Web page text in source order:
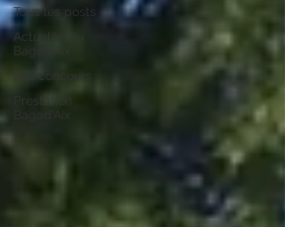
Tous les posts
Actualité du
Bagad'Aix
Info concours
Prestation
Bagad'Aix